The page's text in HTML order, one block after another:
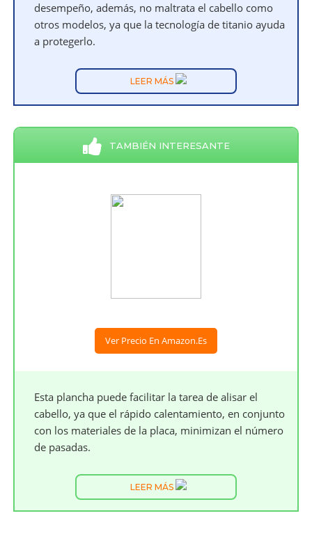
desempeño, además, no maltrata el cabello como
otros modelos, ya que la tecnología de titanio ayuda
a protegerlo.
LEER MÁS
TAMBIÉN INTERESANTE
Ver Precio En Amazon.es
Esta plancha puede facilitar la tarea de alisar el
cabello, ya que el rápido calentamiento, en conjunto
con los materiales de la placa, minimizan el número
de pasadas.
LEER MÁS